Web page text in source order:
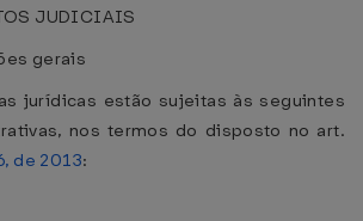
JUDICIAIS
gerais
jurídicas estão sujeitas às seguintes
nos termos do disposto no art.
de 2013: